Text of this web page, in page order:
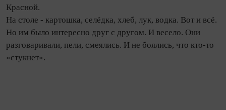
Красной.
На столе - картошка, селёдка, хлеб, лук, водка. Вот и всё.
Но им было интересно друг с другом. И весело. Они
разговаривали, пели, смеялись. И не боялись, что кто-то
«стукнет».